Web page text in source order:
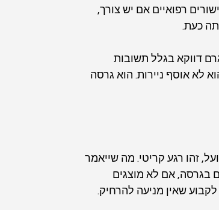
רפואיים אם יש צורך,
כעת.
דווקא בגלל תשובות
לא אוסף ניירות. הוא גרסה
זהו רגע קריטי. מה שייאמר
בגרסה, אם לא מוצגים
שאין מניעה להרחיק.